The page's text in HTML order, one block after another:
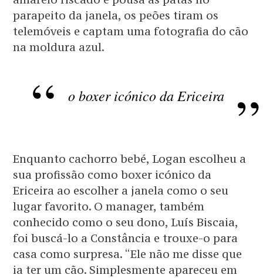
parapeito da janela, os peões tiram os
telemóveis e captam uma fotografia do cão
na moldura azul.
o boxer icónico da Ericeira
Enquanto cachorro bebé, Logan escolheu a
sua profissão como boxer icónico da
Ericeira ao escolher a janela como o seu
lugar favorito. O manager, também
conhecido como o seu dono, Luís Biscaia,
foi buscá-lo a Constância e trouxe-o para
casa como surpresa. “Ele não me disse que
ia ter um cão. Simplesmente apareceu em